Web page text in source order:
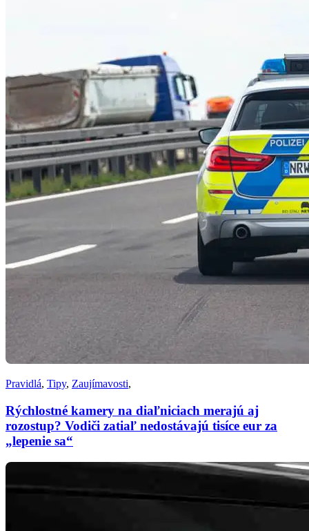
Pravidlá, Tipy, Zaujímavosti,
Rýchlostné kamery na diaľniciach merajú aj
rozostup? Vodiči zatiaľ nedostávajú tisíce eur za
„lepenie sa“